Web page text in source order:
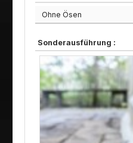
Sonderausführung :